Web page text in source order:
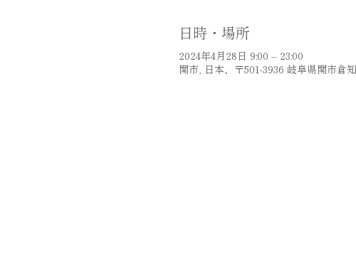
日時・場所
2024年4月28日 9:00 – 23:00
関市, 日本、〒501-3936 岐阜県関市倉